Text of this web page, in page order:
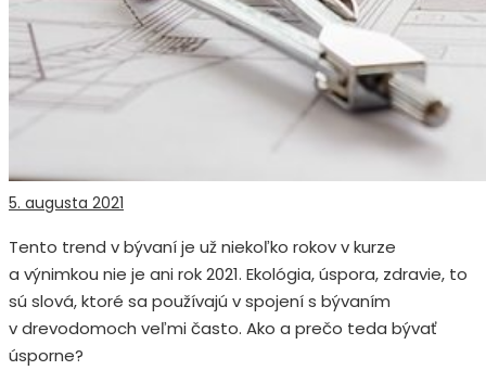
5. augusta 2021
Tento trend v bývaní je už niekoľko rokov v kurze
a výnimkou nie je ani rok 2021. Ekológia, úspora, zdravie, to
sú slová, ktoré sa používajú v spojení s bývaním
v drevodomoch veľmi často. Ako a prečo teda bývať
úsporne?